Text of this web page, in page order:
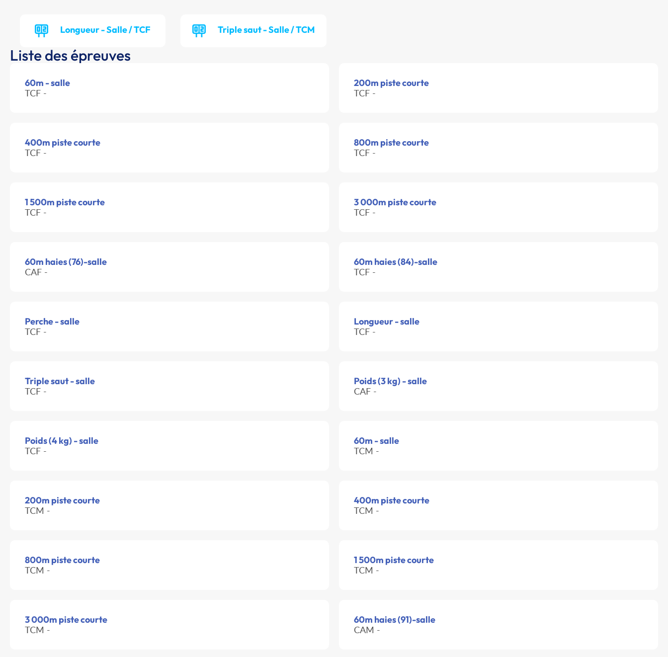
Longueur - Salle / TCF Triple saut - Salle / TCM
Liste des épreuves
60m - salle
TCF -
200m piste courte
TCF -
400m piste courte
TCF -
800m piste courte
TCF -
1 500m piste courte
TCF -
3 000m piste courte
TCF -
60m haies (76)-salle
CAF -
60m haies (84)-salle
TCF -
Perche - salle
TCF -
Longueur - salle
TCF -
Triple saut - salle
TCF -
Poids (3 kg) - salle
CAF -
Poids (4 kg) - salle
TCF -
60m - salle
TCM -
200m piste courte
TCM -
400m piste courte
TCM -
800m piste courte
TCM -
1 500m piste courte
TCM -
3 000m piste courte
TCM -
60m haies (91)-salle
CAM -